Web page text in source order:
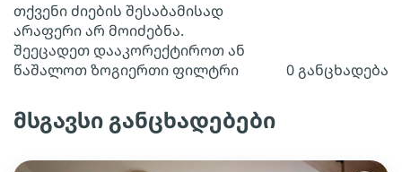
თქვენი ძიების შესაბამისად
არაფერი არ მოიძებნა.
შეეცადეთ დააკორექტიროთ ან
წაშალოთ ზოგიერთი ფილტრი
0 განცხადება
მსგავსი განცხადებები